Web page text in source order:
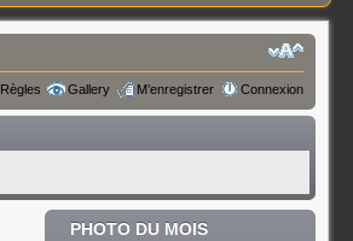
Règles Gallery M’enregistrer Connexion
PHOTO DU MOIS